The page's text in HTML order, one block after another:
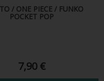
/ ONE PIECE / FUNKO
POCKET POP
7,90 €